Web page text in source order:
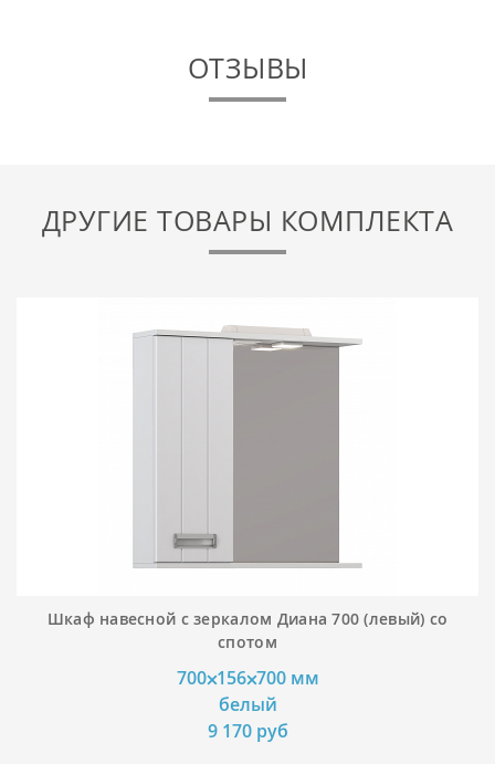
ОТЗЫВЫ
ДРУГИЕ ТОВАРЫ КОМПЛЕКТА
Шкаф навесной с зеркалом Диана 700 (левый) со
спотом
700⨉156⨉700 мм
белый
9 170 руб